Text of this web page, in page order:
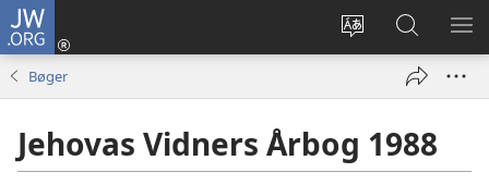
JW.ORG
Vælg
Log
på
Søg
på
JW.ORG
VIS
Bøger
Jehovas Vidners Årbog 1988